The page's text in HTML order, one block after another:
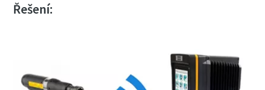
Prohlédněte si všechna naše průmyslová
odvětví
Podívejte se na naše webináře o nejnovějších
Řešení: